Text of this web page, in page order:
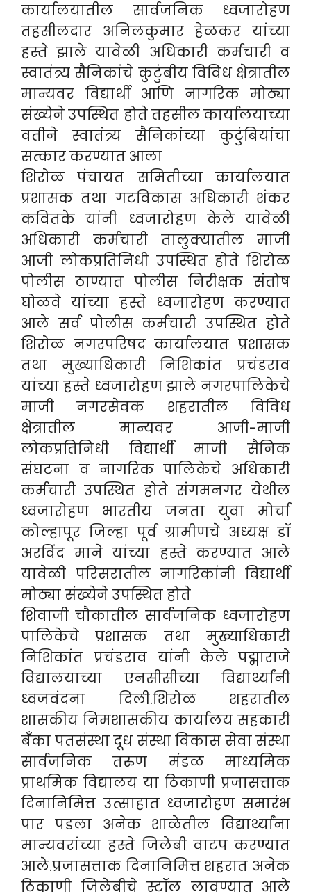
कार्यालयातील सार्वजनिक ध्वजारोहण
तहसीलदार अनिलकुमार हेळकर यांच्या
हस्ते झाले यावेळी अधिकारी कर्मचारी व
स्वातंत्र्य सैनिकांचे कुटुंबीय विविध क्षेत्रातील
मान्यवर विद्यार्थी आणि नागरिक मोठ्या
संख्येने उपस्थित होते तहसील कार्यालयाच्या
वतीने स्वातंत्र्य सैनिकांच्या कुटुंबियांचा
सत्कार करण्यात आला
शिरोळ पंचायत समितीच्या कार्यालयात
प्रशासक तथा गटविकास अधिकारी शंकर
कवितके यांनी ध्वजारोहण केले यावेळी
अधिकारी कर्मचारी तालुक्यातील माजी
आजी लोकप्रतिनिधी उपस्थित होते शिरोळ
पोलीस ठाण्यात पोलीस निरीक्षक संतोष
घोळवे यांच्या हस्ते ध्वजारोहण करण्यात
आले सर्व पोलीस कर्मचारी उपस्थित होते
शिरोळ नगरपरिषद कार्यालयात प्रशासक
तथा मुख्याधिकारी निशिकांत प्रचंडराव
यांच्या हस्ते ध्वजारोहण झाले नगरपालिकेचे
माजी नगरसेवक शहरातील विविध
क्षेत्रातील मान्यवर आजी-माजी
लोकप्रतिनिधी विद्यार्थी माजी सैनिक
संघटना व नागरिक पालिकेचे अधिकारी
कर्मचारी उपस्थित होते संगमनगर येथील
ध्वजारोहण भारतीय जनता युवा मोर्चा
कोल्हापूर जिल्हा पूर्व ग्रामीणचे अध्यक्ष डॉ
अरविंद माने यांच्या हस्ते करण्यात आले
यावेळी परिसरातील नागरिकांनी विद्यार्थी
मोठ्या संख्येने उपस्थित होते
शिवाजी चौकातील सार्वजनिक ध्वजारोहण
पालिकेचे प्रशासक तथा मुख्याधिकारी
निशिकांत प्रचंडराव यांनी केले पद्माराजे
विद्यालयाच्या एनसीसीच्या विद्यार्थ्यांनी
ध्वजवंदना दिली.शिरोळ शहरातील
शासकीय निमशासकीय कार्यालय सहकारी
बँका पतसंस्था दूध संस्था विकास सेवा संस्था
सार्वजनिक तरुण मंडळ माध्यमिक
प्राथमिक विद्यालय या ठिकाणी प्रजासत्ताक
दिनानिमित्त उत्साहात ध्वजारोहण समारंभ
पार पडला अनेक शाळेतील विद्यार्थ्यांना
मान्यवरांच्या हस्ते जिलेबी वाटप करण्यात
आले.प्रजासत्ताक दिनानिमित्त शहरात अनेक
ठिकाणी जिलेबीचे स्टॉल लावण्यात आले